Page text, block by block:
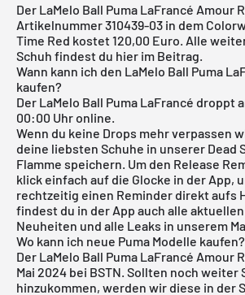
Der LaMelo Ball Puma LaFrancé Amour
Artikelnummer 310439-03 in dem
Time Red kostet 120,00 Euro. Alle
Schuh findest du hier im Beitrag.
Wann kann ich den LaMelo Ball Puma
kaufen?
Der LaMelo Ball Puma LaFrancé droppt
00:00 Uhr online.
Wenn du keine Drops mehr verpassen
deine liebsten Schuhe in unserer Dead
Flamme speichern. Um den Release
klick einfach auf die Glocke in der App,
rechtzeitig einen Reminder direkt aufs
findest du in der App auch alle
Neuheiten und alle Leaks in unserem
Wo kann ich neue Puma Modelle kaufen?
Der LaMelo Ball Puma LaFrancé Amour
Mai 2024 bei BSTN. Sollten noch weiter
hinzukommen, werden wir diese in der